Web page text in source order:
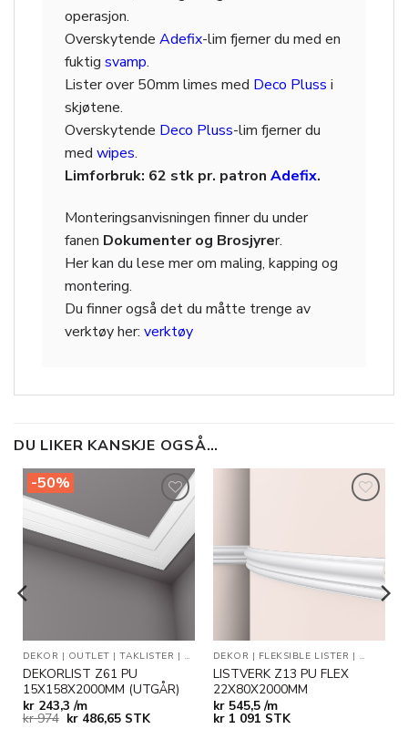
operasjon.
Overskytende Adefix-lim fjerner du med en
fuktig svamp.
Lister over 50mm limes med Deco Pluss i
skjøtene.
Overskytende Deco Pluss-lim fjerner du
med wipes.
Limforbruk: 62 stk pr. patron Adefix.
Monteringsanvisningen finner du under
fanen Dokumenter og Brosjyrer.
Her kan du lese mer om maling, kapping og
montering.
Du finner også det du måtte trenge av
verktøy her: verktøy
DU LIKER KANSKJE OGSÅ…
-50%
Legg til
i
ønskeliste
DEKOR | OUTLET |TAKLISTER | VEGG- OG DEKORLISTER
DEKORLIST Z61 PU
15X158X2000MM (UTGÅR)
kr243,3 /m
kr974 Opprinnelig
kr486,65Nåværende
STK
ønskeliste
DEKOR | FLEKSIBLE LISTER | VEGG-
LISTVERK Z13 PU FLEX
22X80X2000MM
kr545,5 /m
kr1 091 STK